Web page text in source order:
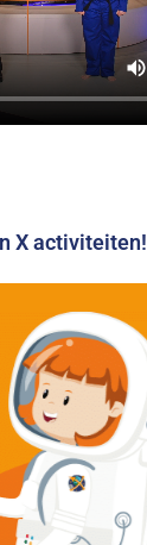
X activiteiten!